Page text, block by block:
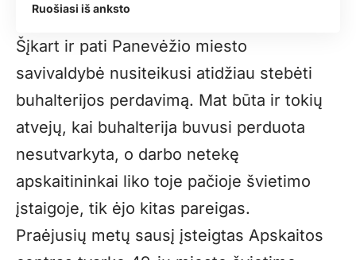
Ruošiasi iš anksto
Šįkart ir pati Panevėžio miesto
savivaldybė nusiteikusi atidžiau stebėti
buhalterijos perdavimą. Mat būta ir tokių
atvejų, kai buhalterija buvusi perduota
nesutvarkyta, o darbo netekę
apskaitininkai liko toje pačioje švietimo
įstaigoje, tik ėjo kitas pareigas.
Praėjusių metų sausį įsteigtas Apskaitos